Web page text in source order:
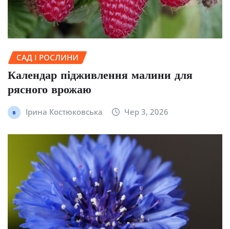
САД І РОСЛИНИ
Календар підживлення малини для
рясного врожаю
Ірина Костюковська Чер 3, 2026